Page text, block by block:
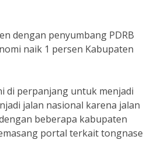
dengan penyumbang PDRB
naik 1 persen Kabupaten
di perpanjang untuk menjadi
jalan nasional karena jalan
beberapa kabupaten
portal terkait tongnase